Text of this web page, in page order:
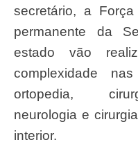
secretário, a
permanente da
estado vão
complexidade
ortopedia,
neurologia e
interior.